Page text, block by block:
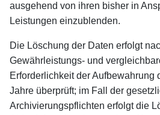
ausgehend von ihren bisher in
Leistungen einzublenden.
Die Löschung der Daten erfolgt
Gewährleistungs- und
Erforderlichkeit der Aufbewahrung
Jahre überprüft; im Fall der
Archivierungspflichten erfolgt die